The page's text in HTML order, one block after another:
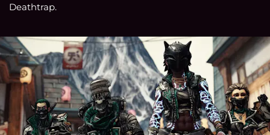
Deathtrap.